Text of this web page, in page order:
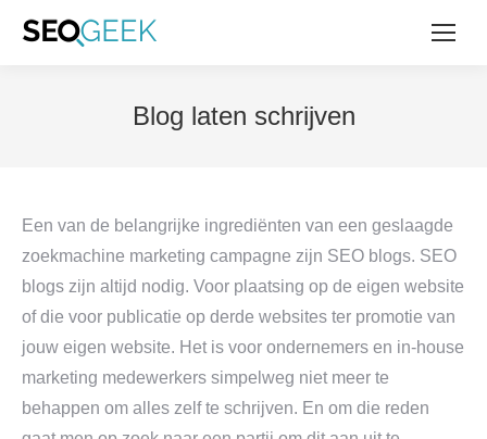
Blog laten schrijven
Een van de belangrijke ingrediënten van een geslaagde
zoekmachine marketing campagne zijn SEO blogs. SEO
blogs zijn altijd nodig. Voor plaatsing op de eigen website
of die voor publicatie op derde websites ter promotie van
jouw eigen website. Het is voor ondernemers en in-house
marketing medewerkers simpelweg niet meer te
behappen om alles zelf te schrijven. En om die reden